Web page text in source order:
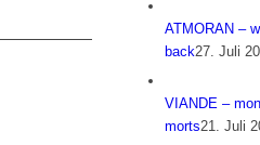
ATMORAN –
back27. Juli
VIANDE –
morts21. Juli